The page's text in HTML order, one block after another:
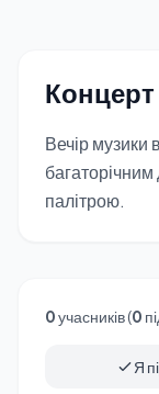
Концерт
Вечір музики
палітрою.
0учасників (0
Я